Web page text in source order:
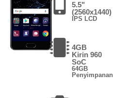
5.5"
(2560x1440)
IPS LCD
4GB
Kirin 960
SoC
64GB
Penyimpanan